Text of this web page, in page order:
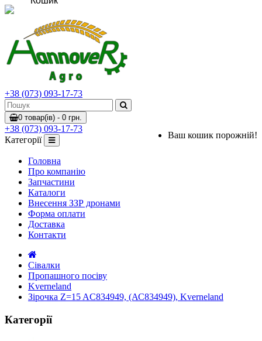
+38 (073) 093-17-73
0 товар(ів) - 0 грн.
Ваш кошик порожній!
+38 (073) 093-17-73
Категорії
Головна
Про компанію
Запчастини
Каталоги
Внесення ЗЗР дронами
Форма оплати
Доставка
Контакти
Сівалки
Пропашного посіву
Kverneland
Зірочка Z=15 AC834949, (АС834949), Kverneland
Категорії